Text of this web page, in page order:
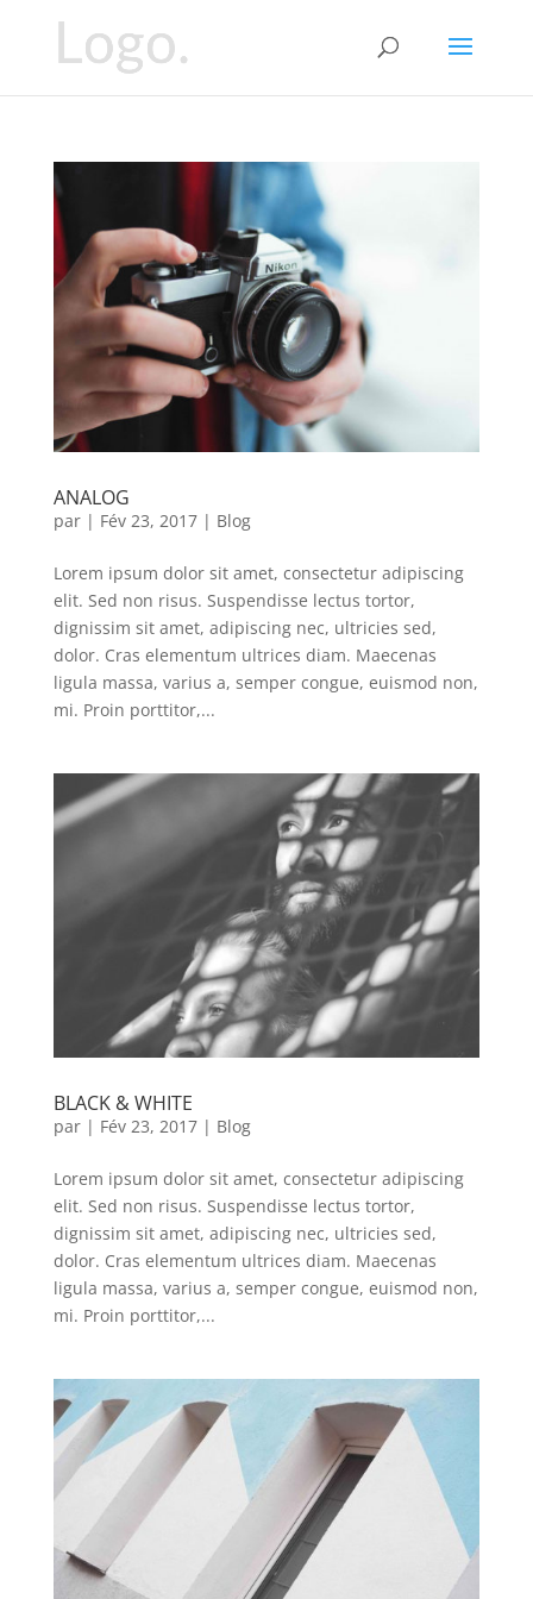
ANALOG
par | Fév 23, 2017| Blog
Lorem ipsum dolor sit amet, consectetur adipiscing
elit. Sed non risus. Suspendisse lectus tortor,
dignissim sit amet, adipiscing nec, ultricies sed,
dolor. Cras elementum ultrices diam. Maecenas
ligula massa, varius a, semper congue, euismod non,
mi. Proin porttitor,...
BLACK & WHITE
par | Fév 23, 2017| Blog
Lorem ipsum dolor sit amet, consectetur adipiscing
elit. Sed non risus. Suspendisse lectus tortor,
dignissim sit amet, adipiscing nec, ultricies sed,
dolor. Cras elementum ultrices diam. Maecenas
ligula massa, varius a, semper congue, euismod non,
mi. Proin porttitor,...